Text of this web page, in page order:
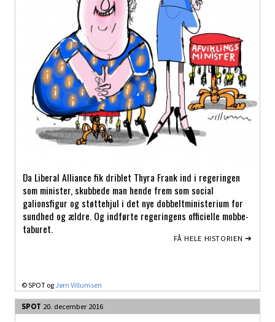
Da Liberal Alliance fik driblet Thyra Frank ind i regeringen
som minister, skubbede man hende frem som social
galionsfigur og støttehjul i det nye dobbeltministerium for
sundhed og ældre. Og indførte regeringens officielle mobbe-
taburet.
FÅ HELE HISTORIEN ➔
© SPOT og Jørn Villumsen
SPOT 20. december 2016